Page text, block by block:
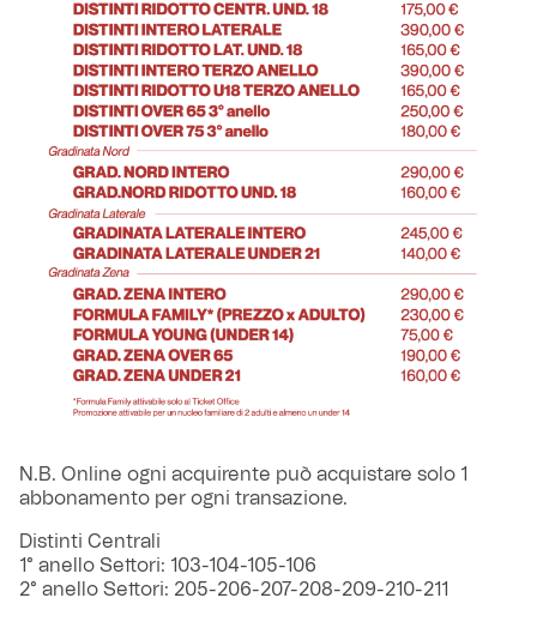
N.B. Online ogni acquirente può acquistare solo 1
abbonamento per ogni transazione.
Distinti Centrali
1° anello Settori: 103-104-105-106
2° anello Settori: 205-206-207-208-209-210-211